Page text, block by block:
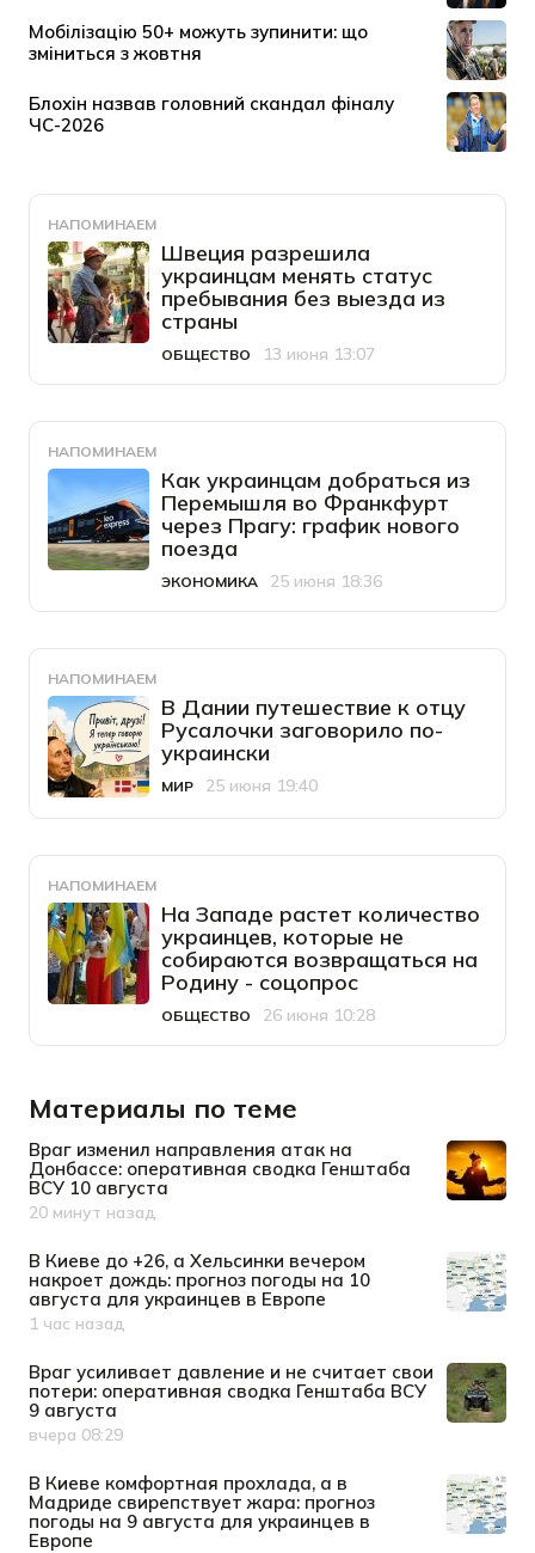
НАПОМИНАЕМ
Швеция разрешила
украинцам менять статус
пребывания без выезда из
страны
Категория
ОБЩЕСТВО
Дата публикации
13 июня 13:07
НАПОМИНАЕМ
Как украинцам добраться из
Перемышля во Франкфурт
через Прагу: график нового
поезда
Категория
ЭКОНОМИКА
Дата публикации
25 июня 18:36
НАПОМИНАЕМ
В Дании путешествие к отцу
Русалочки заговорило по-
украински
Категория
МИР
Дата публикации
25 июня 19:40
НАПОМИНАЕМ
На Западе растет количество
украинцев, которые не
собираются возвращаться на
Родину - соцопрос
Категория
ОБЩЕСТВО
Дата публикации
26 июня 10:28
Материалы по теме
Враг изменил направления атак на
Донбассе: оперативная сводка Генштаба
ВСУ 10 августа
Дата публикации
20 минут назад
В Киеве до +26, а Хельсинки вечером
накроет дождь: прогноз погоды на 10
августа для украинцев в Европе
Дата публикации
1 час назад
Враг усиливает давление и не считает свои
потери: оперативная сводка Генштаба ВСУ
9 августа
Дата публикации
вчера 08:29
В Киеве комфортная прохлада, а в
Мадриде свирепствует жара: прогноз
погоды на 9 августа для украинцев в
Европе